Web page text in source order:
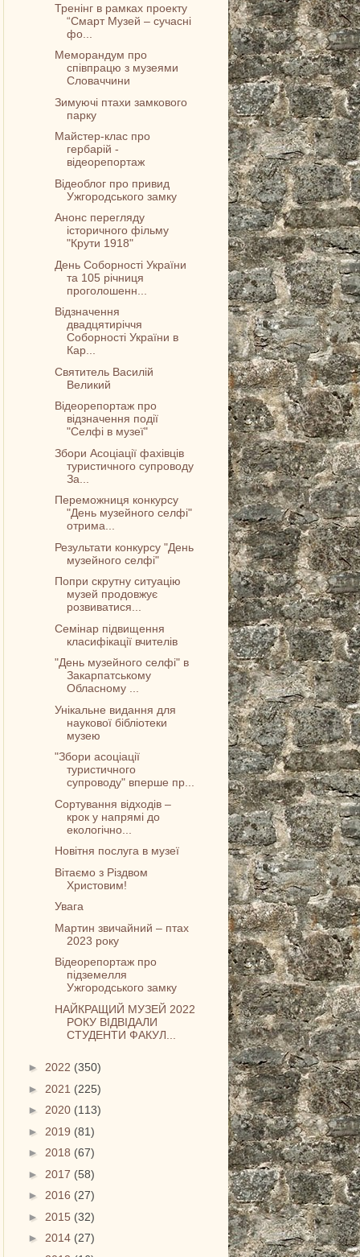
Тренінг в рамках проекту
“Смарт Музей – сучасні
фо...
Меморандум про
співпрацю з музеями
Словаччини
Зимуючі птахи замкового
парку
Майстер-клас про
гербарій -
відеорепортаж
Відеоблог про привид
Ужгородського замку
Анонс перегляду
історичного фільму
"Крути 1918"
День Соборності України
та 105 річниця
проголошенн...
Відзначення
двадцятиріччя
Соборності України в
Кар...
Cвятитель Василій
Великий
Відеорепортаж про
відзначення події
"Селфі в музеї"
Збори Асоціації фахівців
туристичного супроводу
За...
Переможниця конкурсу
"День музейного селфі"
отрима...
Результати конкурсу "День
музейного селфі"
Попри скрутну ситуацію
музей продовжує
розвиватися...
Семінар підвищення
класифікації вчителів
"День музейного селфі" в
Закарпатському
Обласному ...
Унікальне видання для
наукової бібліотеки
музею
"Збори асоціації
туристичного
супроводу" вперше пр...
Сортування відходів –
крок у напрямі до
екологічно...
Новітня послуга в музеї
Вітаємо з Різдвом
Христовим!
Увага
Мартин звичайний – птах
2023 року
Відеорепортаж про
підземелля
Ужгородського замку
НАЙКРАЩИЙ МУЗЕЙ 2022
РОКУ ВІДВІДАЛИ
СТУДЕНТИ ФАКУЛ...
► 2022 (350)
► 2021 (225)
► 2020 (113)
► 2019 (81)
► 2018 (67)
► 2017 (58)
► 2016 (27)
► 2015 (32)
► 2014 (27)